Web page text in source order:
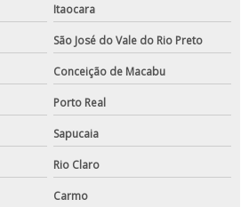
Itaocara
São José do Vale do Rio Preto
Conceição de Macabu
Porto Real
Sapucaia
Rio Claro
Carmo